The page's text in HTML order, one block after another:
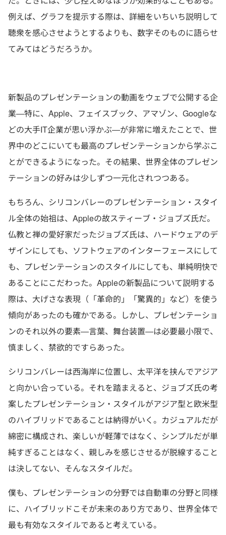
例えば、グラフを提示する際は、詳細をいちいち説明して
聴衆を感心させようとするよりも、数字そのものに語らせ
てみてはどうだろうか。
新製品のプレゼンテーションの動画をウェブで公開する企
業―特に、Apple、フェイスブック、アマゾン、Googleな
どの大手IT企業が思い浮かぶ―が非常に増えたことで、世
界中のどこにいても最高のプレゼンテーションから学ぶこ
とができるようになった。その結果、世界全体のプレゼン
テーションの好みは少しずつ一元化されつつある。
もちろん、シリコンバレーのプレゼンテーション・スタイ
ル全体の始祖は、Appleの故スティーブ・ジョブズ氏だ。
仏教と禅の愛好家だったジョブズ氏は、ハードウェアのデ
ザインにしても、ソフトウェアのインターフェースにして
も、プレゼンテーションのスタイルにしても、単純明快で
あることにこだわった。Appleの新製品について説明する
際は、大げさな表現（「革命的」「驚異的」など）を使う
傾向があったのも確かである。しかし、プレゼンテーショ
ンのそれ以外の要素―言葉、舞台装置―は必要最小限で、
慎ましく、禁欲的ですらあった。
シリコンバレーは西海岸に位置し、太平洋を挟んでアジア
と向かい合っている。それを踏まえると、ジョブズ氏の考
案したプレゼンテーション・スタイルがアジア型と欧米型
のハイブリッドであることは納得がいく。カジュアルだが
綿密に構成され、楽しいが軽薄ではなく、シンプルだが単
純すぎることはなく、親しみを感じさせるが脱線すること
は決してない、そんなスタイルだ。
僕も、プレゼンテーションの分野では自動車の分野と同様
に、ハイブリッドこそが未来のあり方であり、世界全体で
最も有効なスタイルであると考えている。